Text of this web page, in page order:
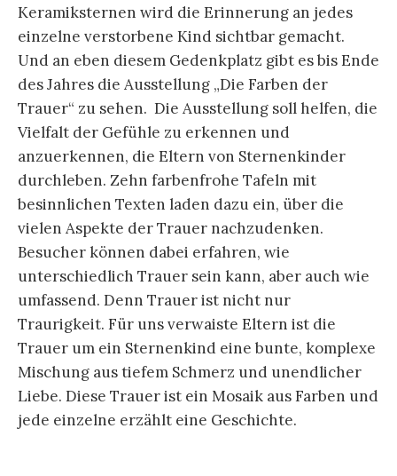
Keramiksternen wird die Erinnerung an jedes
einzelne verstorbene Kind sichtbar gemacht.
Und an eben diesem Gedenkplatz gibt es bis Ende
des Jahres die Ausstellung „Die Farben der
Trauer“ zu sehen. Die Ausstellung soll helfen, die
Vielfalt der Gefühle zu erkennen und
anzuerkennen, die Eltern von Sternenkinder
durchleben. Zehn farbenfrohe Tafeln mit
besinnlichen Texten laden dazu ein, über die
vielen Aspekte der Trauer nachzudenken.
Besucher können dabei erfahren, wie
unterschiedlich Trauer sein kann, aber auch wie
umfassend. Denn Trauer ist nicht nur
Traurigkeit. Für uns verwaiste Eltern ist die
Trauer um ein Sternenkind eine bunte, komplexe
Mischung aus tiefem Schmerz und unendlicher
Liebe. Diese Trauer ist ein Mosaik aus Farben und
jede einzelne erzählt eine Geschichte.